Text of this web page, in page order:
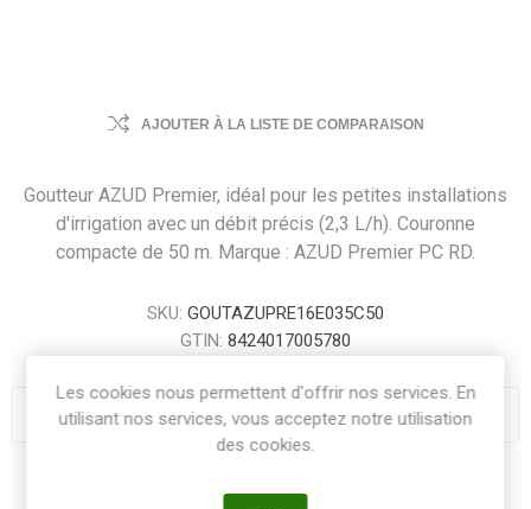
AJOUTER À LA LISTE DE COMPARAISON
Goutteur AZUD Premier, idéal pour les petites installations
d'irrigation avec un débit précis (2,3 L/h). Couronne
compacte de 50 m. Marque : AZUD Premier PC RD.
SKU: GOUTAZUPRE16E035C50
GTIN: 8424017005780
Share:
Les cookies nous permettent d'offrir nos services. En
utilisant nos services, vous acceptez notre utilisation
des cookies.